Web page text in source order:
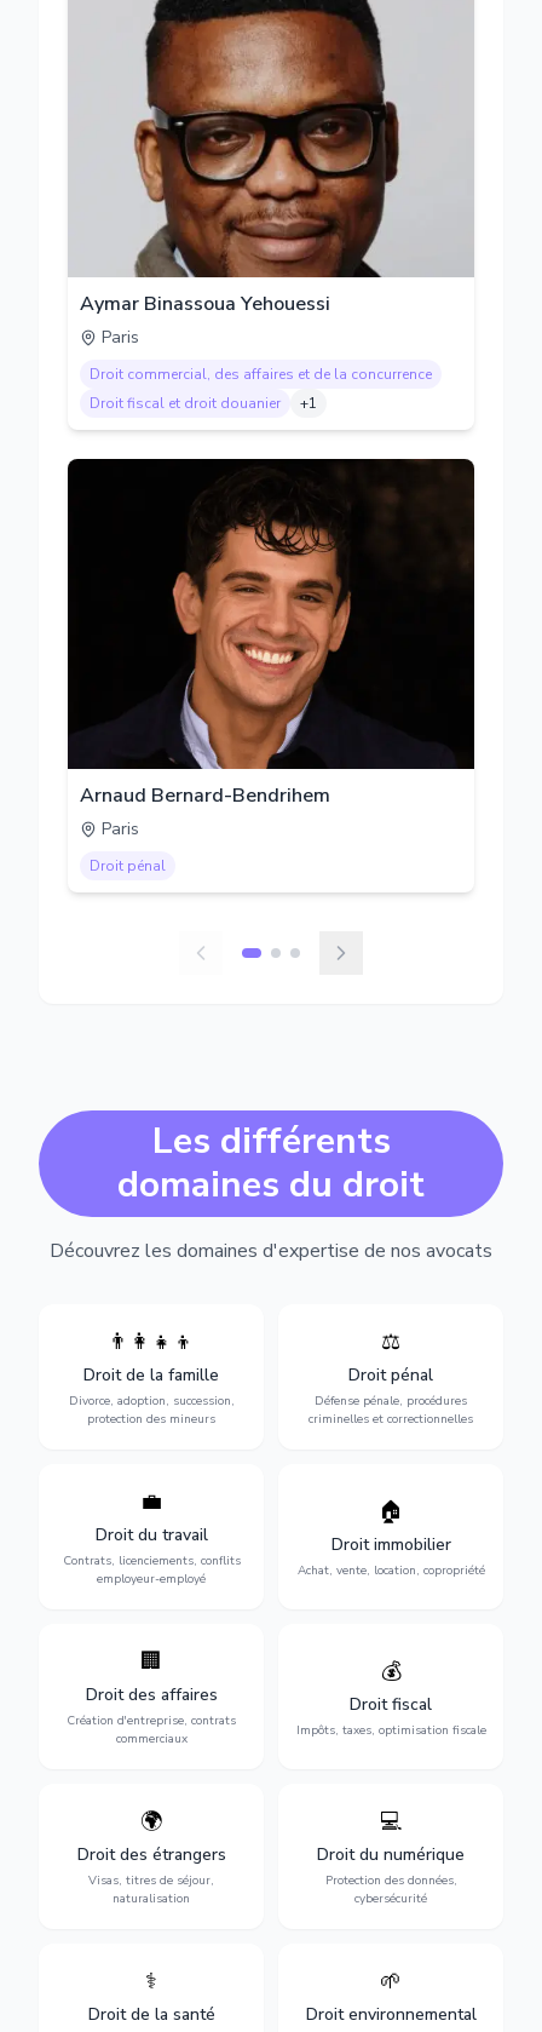
Aymar Binassoua Yehouessi
Paris
Droit commercial, des affaires et de la concurrence
Droit fiscal et droit douanier
+1
Arnaud Bernard-Bendrihem
Paris
Droit pénal
Les différents
domaines du droit
Découvrez les domaines d'expertise de nos avocats
👨‍👩‍👧‍👦
Droit de la famille
Divorce, adoption, succession,
protection des mineurs
Divorce, garde d'enfants,
adoption, succession et
protection des personnes
vulnérables.
⚖️
Droit pénal
Défense pénale, procédures
criminelles et correctionnelles
Expertise en matière pénale,
vue jusqu'au procès, pour
toute affaire correctionnelle
ou criminelle.
💼
Droit du travail
Contrats, licenciements, conflits
employeur-employé
Protection de vos droits au
licenciements, harcèlement,
discrimination et conflits
avec l'employeur.
🏠
Droit immobilier
Achat, vente, location, copropriété
Sécurisation de vos projets
immobiliers : achat, vente,
location, construction et
gestion de copropriété.
🏢
Droit des affaires
Création d'entreprise, contrats
commerciaux
Accompagnement complet
création, contrats
commerciaux, concurrence
et litiges.
💰
Droit fiscal
Impôts, taxes, optimisation fiscale
Optimisation de votre
situation fiscale :
déclarations, contentieux,
contrôles fiscaux et
planification.
🌍
Droit des étrangers
Visas, titres de séjour,
naturalisation
Obtention de vos droits de
séjour : visas, cartes de
séjour, regroupement
familial et naturalisation.
💻
Droit du numérique
Protection des données,
cybersécurité
Protection de vos activités
numériques : RGPD,
cybersécurité, e-commerce
et propriété digitale.
⚕️
Droit de la santé
Défense de vos droits
médicales, responsabilité
🌱
Droit environnemental
Protection de
conformité